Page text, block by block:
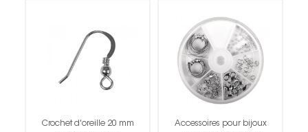
Crochet d'oreille 20 mm
Accessoires pour bijoux